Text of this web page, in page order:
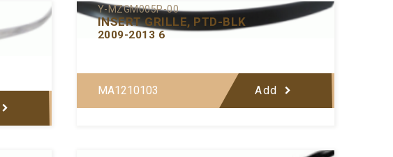
Y-MZGM005P-00
INSERT GRILLE, PTD-BLK
2009-2013 6
MA1210103 Add